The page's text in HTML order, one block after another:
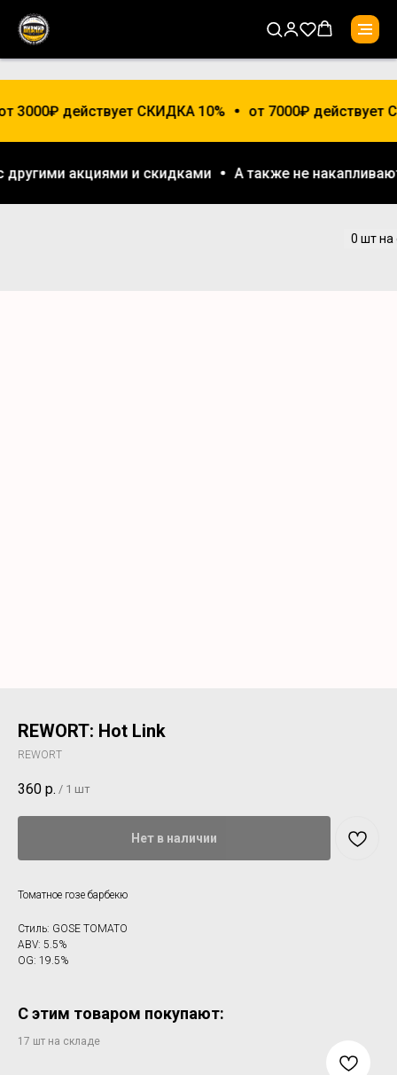
3000₽ действует СКИДКА 10% от 7000₽ действует
другими акциями и скидками А также не
REWORT: Hot Link
REWORT
360 р. / 1 шт
Нет в наличии
Томатное гозе барбекю
Стиль: GOSE TOMATO
ABV: 5.5%
OG: 19.5%
С этим товаром покупают: